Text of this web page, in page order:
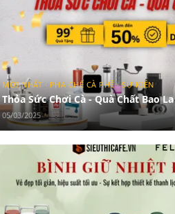
MỚI NHẤT · PHA CHẾ CÀ PHÊ · SỰ KIỆN
Thỏa Sức Chơi Cà - Quà Chất Bao La
05/03/2025